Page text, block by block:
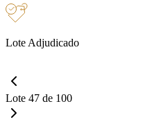
Lote Adjudicado
Lote 47 de 100